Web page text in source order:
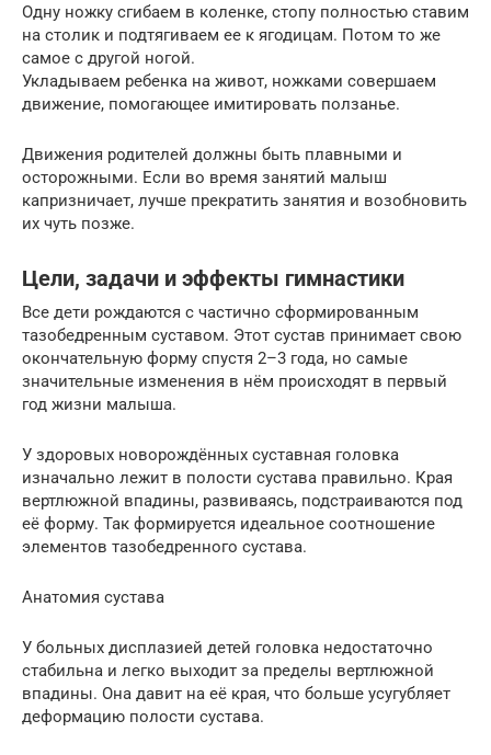
Одну ножку сгибаем в коленке, стопу полностью ставим
на столик и подтягиваем ее к ягодицам. Потом то же
самое с другой ногой.
Укладываем ребенка на живот, ножками совершаем
движение, помогающее имитировать ползанье.
Движения родителей должны быть плавными и
осторожными. Если во время занятий малыш
капризничает, лучше прекратить занятия и возобновить
их чуть позже.
Цели, задачи и эффекты гимнастики
Все дети рождаются с частично сформированным
тазобедренным суставом. Этот сустав принимает свою
окончательную форму спустя 2–3 года, но самые
значительные изменения в нём происходят в первый
год жизни малыша.
У здоровых новорождённых суставная головка
изначально лежит в полости сустава правильно. Края
вертлюжной впадины, развиваясь, подстраиваются под
её форму. Так формируется идеальное соотношение
элементов тазобедренного сустава.
Анатомия сустава
У больных дисплазией детей головка недостаточно
стабильна и легко выходит за пределы вертлюжной
впадины. Она давит на её края, что больше усугубляет
деформацию полости сустава.